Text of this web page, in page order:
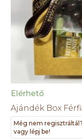
Elérhető
Ajándék Box
Még nem
vagy lépj be!